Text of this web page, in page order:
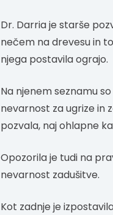
Dr. Darria je starše
nečem na drevesu in
njega postavila ograjo.
Na njenem seznamu
nevarnost za ugrize in
pozvala, naj ohlapne
Opozorila je tudi na
nevarnost zadušitve.
Kot zadnje je